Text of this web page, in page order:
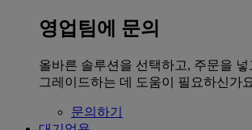
영업팀에 문의
올바른 솔루션을 선택하고, 주문을
그레이드하는 데 도움이 필요하신가
문의하기